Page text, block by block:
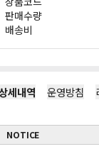
판매수량
배송비
세내역 운영방침
NOTICE